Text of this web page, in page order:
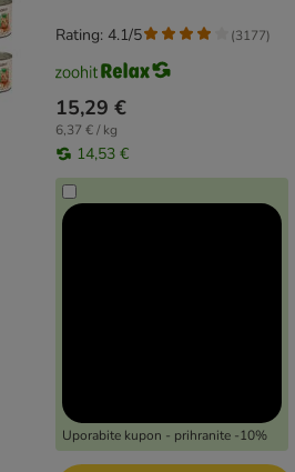
15,29 €
6,37 € / kg
14,53 €
Uporabite kupon - prihranite -10%
Rating: 4.1/5 (3177)